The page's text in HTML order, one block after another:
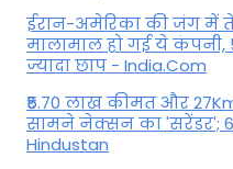
ईरान-अमेरिका की जंग में
मालामाल हो गई ये
ज्यादा छाप - India.Com
₹5.70 लाख कीमत और
सामने नेक्सन का 'सरेंडर';
Hindustan